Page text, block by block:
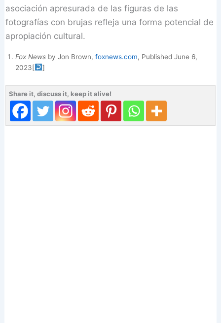
asociación apresurada de las figuras de las
fotografías con brujas refleja una forma potencial de
apropiación cultural.
Fox News by Jon Brown,foxnews.com, Published June 6,
2023[ ]
Share it, discuss it, keep it alive!